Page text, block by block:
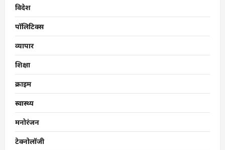
विदेश
पॉलिटिक्स
व्यापार
शिक्षा
क्राइम
स्वास्थ्य
मनोरंजन
टेक्नोलॉजी